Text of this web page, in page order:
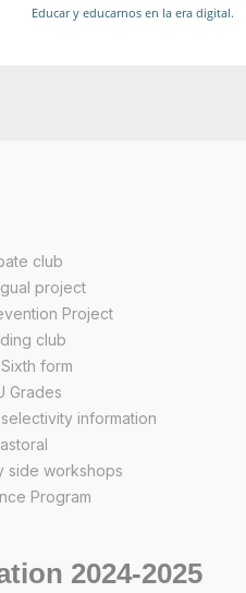
Educar y educarnos en la era digital.
club
project
Project
club
form
Grades
information
side workshops
Program
2024-2025